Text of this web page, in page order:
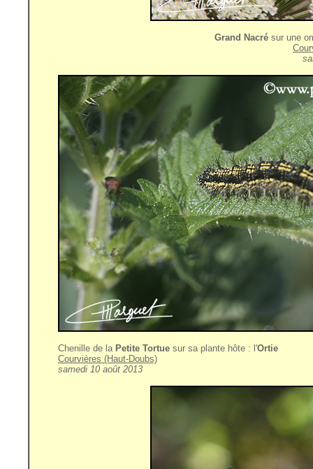
Grand Nacrésur une
Chenille de la Petite Tortue sur sa plante hôte : l'Ortie
Courvières (Haut-Doubs)
samedi 10 août 2013